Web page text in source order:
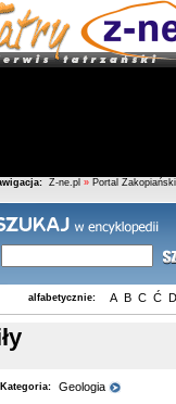
Z-ne.pl » Portal Zakopiański
alfabetycznie: A B C Ć D
Kategoria: Geologia